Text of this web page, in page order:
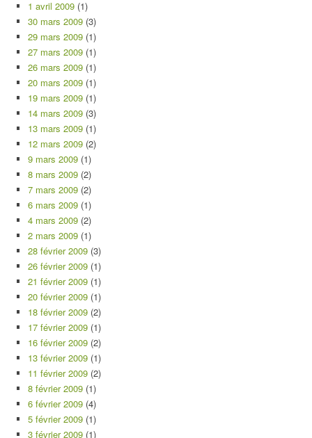
1 avril 2009 (1)
30 mars 2009 (3)
29 mars 2009 (1)
27 mars 2009 (1)
26 mars 2009 (1)
20 mars 2009 (1)
19 mars 2009 (1)
14 mars 2009 (3)
13 mars 2009 (1)
12 mars 2009 (2)
9 mars 2009 (1)
8 mars 2009 (2)
7 mars 2009 (2)
6 mars 2009 (1)
4 mars 2009 (2)
2 mars 2009 (1)
28 février 2009 (3)
26 février 2009 (1)
21 février 2009 (1)
20 février 2009 (1)
18 février 2009 (2)
17 février 2009 (1)
16 février 2009 (2)
13 février 2009 (1)
11 février 2009 (2)
8 février 2009 (1)
6 février 2009 (4)
5 février 2009 (1)
3 février 2009 (1)